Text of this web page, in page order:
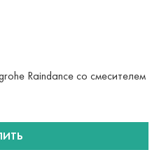
Raindance со смесителем